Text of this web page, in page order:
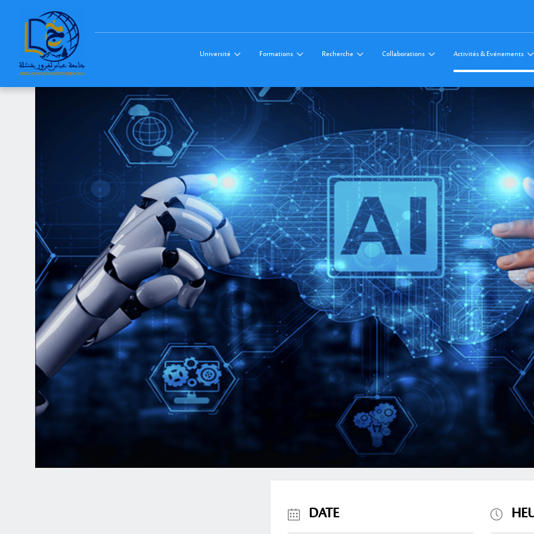
Université Formations Recherche Collaborations Activités & Evénements
DATE